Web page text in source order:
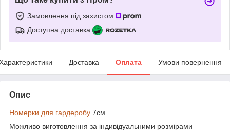
Замовлення під захистом
Доступна доставка
Доставка Оплата Умови повернення
Опис
Номерки для гардеробу 7см
Можливо виготовлення за індивідуальними розмірами